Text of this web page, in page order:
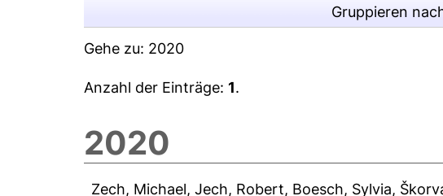
Gruppieren
Gehe zu: 2020
Anzahl der Einträge:1.
2020
Zech, Michael,Jech, Robert, Boesch, Sylvia,